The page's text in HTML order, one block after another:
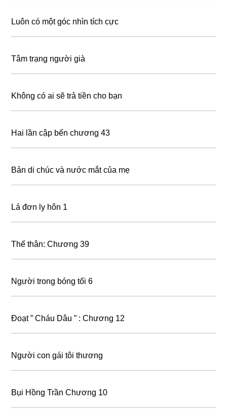
Luôn có một góc nhìn tích cực
Tâm trạng người già
Không có ai sẽ trả tiền cho bạn
Hai lần cập bến chương 43
Bản di chúc và nước mắt của mẹ
Lá đơn ly hôn 1
Thế thân: Chương 39
Người trong bóng tối 6
Đoạt ” Cháu Dâu ” : Chương 12
Người con gái tôi thương
Bụi Hồng Trần Chương 10